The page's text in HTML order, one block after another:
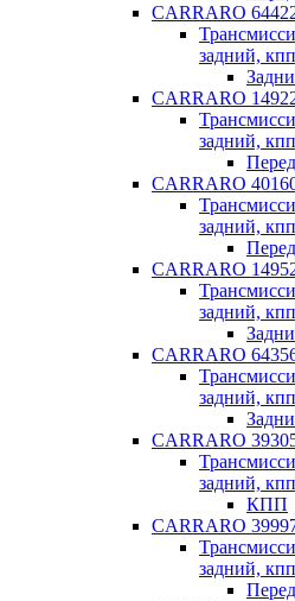
CARRARO
задний,
CARRARO
задний,
CARRARO
задний,
CARRARO
задний,
CARRARO
задний,
CARRARO
задний,
КПП
CARRARO
задний,